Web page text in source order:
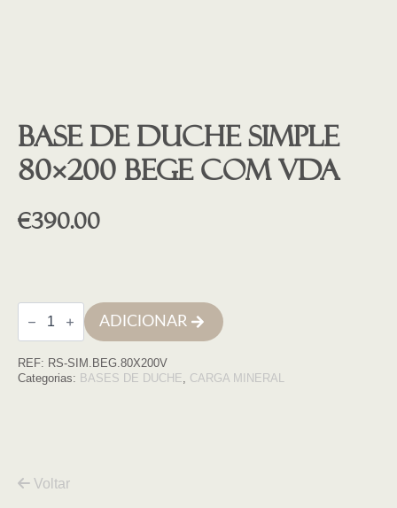
Base de duche SIMPLE
80×200 BEGE COM VDA
€390.00
Quantidade
de
Base
duche
SIMPLE
ADICIONAR
REF: RS-SIM.BEG.80X200V
Categorias: BASES DE DUCHE, CARGA MINERAL
Voltar